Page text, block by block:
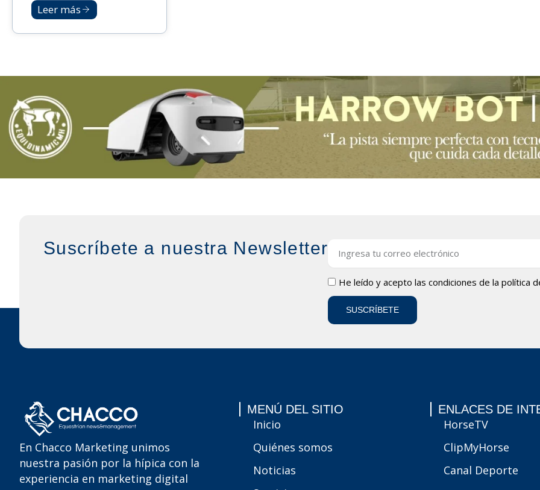
Leer más
Suscríbete a nuestra Newsletter
LOPDHe leído y acepto las condiciones de lapolítica
SUSCRÍBETE
En Chacco Marketing unimos
nuestra pasión por la hípica con la
experiencia en marketing digital
MENÚ DEL SITIO
Inicio
Quiénes somos
Noticias
ENLACES DE
HorseTV
ClipMyHorse
Canal Deporte